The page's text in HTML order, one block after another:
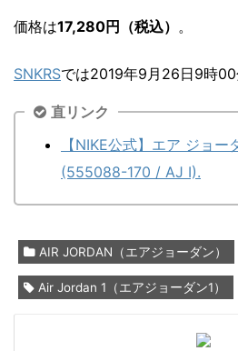
価格は17,280円（税込） 。
SNKRSでは2019年9月26日9時00
直リンク
【NIKE公式】エア ジョ
(555088-170 / AJ I).
AIR JORDAN（エアジョーダン）
Air Jordan 1（エアジョーダン1）